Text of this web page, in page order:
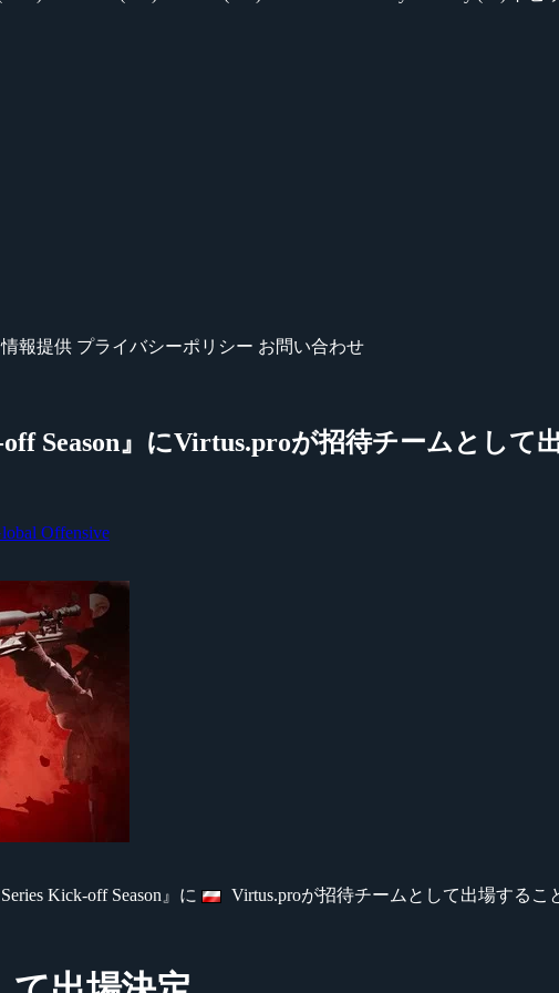
報提供 プライバシーポリシー お問い合わせ
off Season』にVirtus.proが招待チームとして
Offensive
Kick-off Season』に Virtus.proが招待チームとして出場するこ